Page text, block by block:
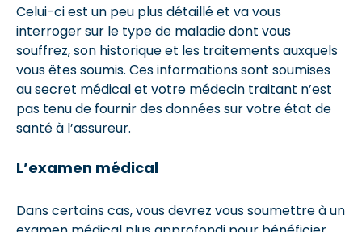
Celui-ci est un peu plus détaillé et va vous
interroger sur le type de maladie dont vous
souffrez, son historique et les traitements auxquels
vous êtes soumis. Ces informations sont soumises
au secret médical et votre médecin traitant n’est
pas tenu de fournir des données sur votre état de
santé à l’assureur.
L’examen médical
Dans certains cas, vous devrez vous soumettre à un